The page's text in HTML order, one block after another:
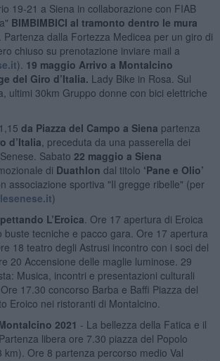
19-21 a Siena in collaborazione con FIAB
BIMBIMBICI al tramonto dentro le mura
dalla Fortezza Medicea per un giro di
chiuso su prenotazione inviare mail a
). 19 maggio Arrivo a Montalcino
del Giro d’Italia. Lady Bike in Rosa. Sul
ultimi 30km Gruppo donne con bici elettriche
da Piazza del Campo a Siena partenza
d’Italia , preceduta da una passerella dei
Sabato 22 maggio a Siena
di Duathlon dal titolo ‘Pane e Olio’
associazione sportiva "Il gregge ribelle" (per
)
L’Eroica . Ore 17 apertura di Eroica
buste tecniche e pacco gara. Ore 17 apertura
18 teatro degli Astrusi incontro con i soci del
20 Accensione delle maglie luminose. 29
Musica, incontri e presentazioni culturali
17.30 concorso Barba e Baffi Piazza del
Eroico nei ristoranti di Montalcino.
2021 - La bellezza della Fatica e il
libera ore 7.30 piazza del Popolo
km). Ore 8 partenza percorso medio Val